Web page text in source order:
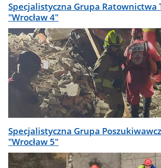
Specjalistyczna Grupa Ratownictwa
"Wrocław 4"
Specjalistyczna Grupa
"Wrocław 5"